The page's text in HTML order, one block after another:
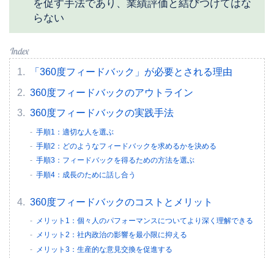
を促す手法であり、業績評価と結びつけてはな
らない
「360度フィードバック」が必要とされる理由
360度フィードバックのアウトライン
360度フィードバックの実践手法
手順1：適切な人を選ぶ
手順2：どのようなフィードバックを求めるかを決める
手順3：フィードバックを得るための方法を選ぶ
手順4：成長のために話し合う
360度フィードバックのコストとメリット
メリット1：個々人のパフォーマンスについてより深く理解できる
メリット2：社内政治の影響を最小限に抑える
メリット3：生産的な意見交換を促進する